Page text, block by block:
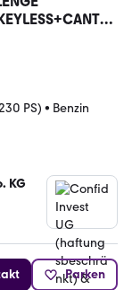
PS) • Benzin
KG
Parken